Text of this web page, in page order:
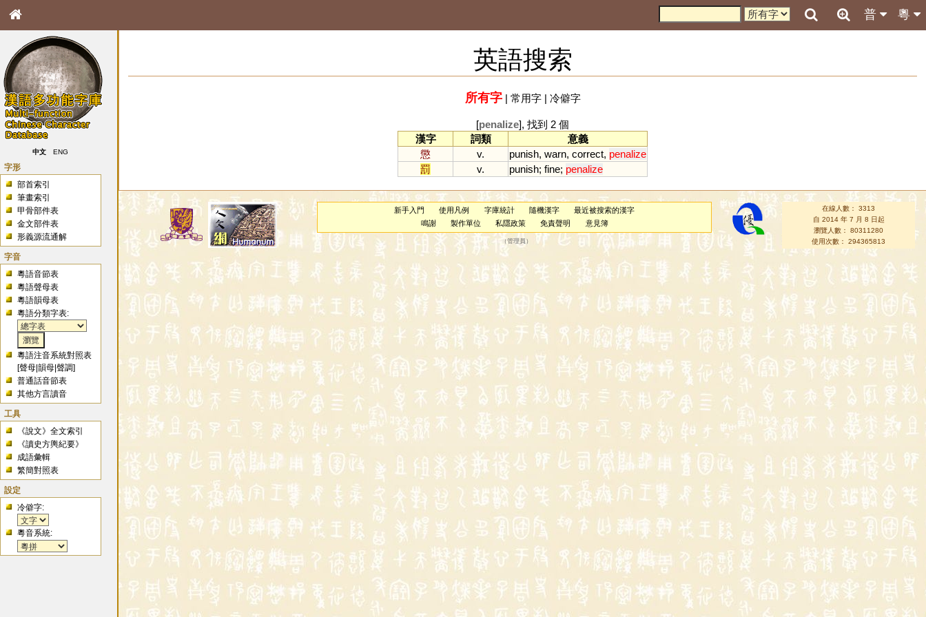
粵
普
中文 ENG
字形
部首索引
筆畫索引
甲骨部件表
金文部件表
形義源流通解
字音
粵語音節表
粵語聲母表
粵語韻母表
粵語分類字表:
粵語注音系統對照表
[聲母 |韻母 |聲調]
普通話音節表
其他方言讀音
工具
《說文》全文索引
《讀史方輿紀要》
成語彙輯
繁簡對照表
設定
冷僻字:
粵音系統:
英語搜索
所有字| 常用字| 冷僻字
[penalize], 找到 2 個
漢字
詞類
意義
懲
v. punish, warn, correct, penalize
罰
v. punish; fine; penalize
新手入門 使用凡例 字庫統計 隨機漢字
最近被搜索的漢字
鳴謝
製作單位 私隱政策 免責聲明 意見簿
（管理員 ）
在線人數： 3313
自 2014 年 7 月 8 日起
瀏覽人數： 80311280
使用次數： 294365813